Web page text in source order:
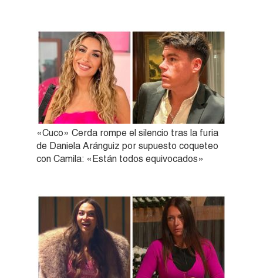
«Cuco» Cerda rompe el silencio tras la furia
de Daniela Aránguiz por supuesto coqueteo
con Camila: «Están todos equivocados»